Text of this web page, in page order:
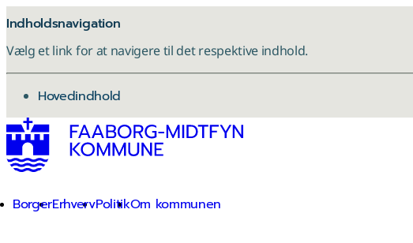
Indholdsnavigation
Vælg et link for at navigere til det respektive indhold.
gå til
Hovedindhold
BorgerErhvervPolitikOm kommunen